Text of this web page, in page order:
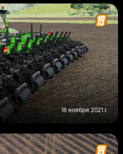
18 ноября 2021 г.